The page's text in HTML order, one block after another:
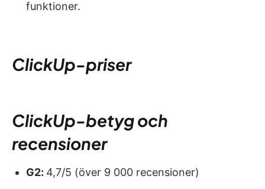
funktioner.
ClickUp-priser
ClickUp-betyg och
recensioner
G2: 4,7/5 (över 9 000 recensioner)